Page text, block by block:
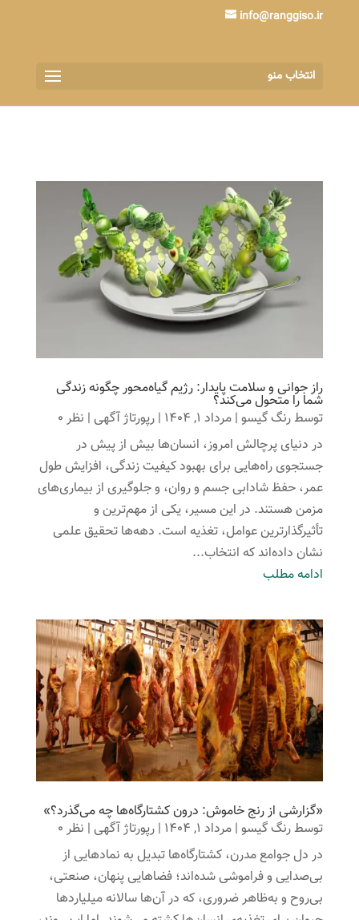
info@ranggiso.ir
انتخاب منو
راز جوانی و سلامت پایدار: رژیم گیاه‌محور چگونه زندگی
شما را متحول می‌کند؟
توسطرنگ گیسو| مرداد 1, 1404 | رپورتاژ آگهی| نظر 0
در دنیای پرچالش امروز، انسان‌ها بیش از پیش در
جستجوی راه‌هایی برای بهبود کیفیت زندگی، افزایش طول
عمر، حفظ شادابی جسم و روان، و جلوگیری از بیماری‌های
مزمن هستند. در این مسیر، یکی از مهم‌ترین و
تأثیرگذارترین عوامل، تغذیه است. دهه‌ها تحقیق علمی
نشان داده‌اند که انتخاب...
ادامه مطلب
«گزارشی از رنج خاموش: درون کشتارگاه‌ها چه می‌گذرد؟»
توسطرنگ گیسو| مرداد 1, 1404 | رپورتاژ آگهی| نظر 0
در دل جوامع مدرن، کشتارگاه‌ها تبدیل به نمادهایی از
بی‌صدایی و فراموشی شده‌اند؛ فضاهایی پنهان، صنعتی،
بی‌روح و به‌ظاهر ضروری، که در آن‌ها سالانه میلیاردها